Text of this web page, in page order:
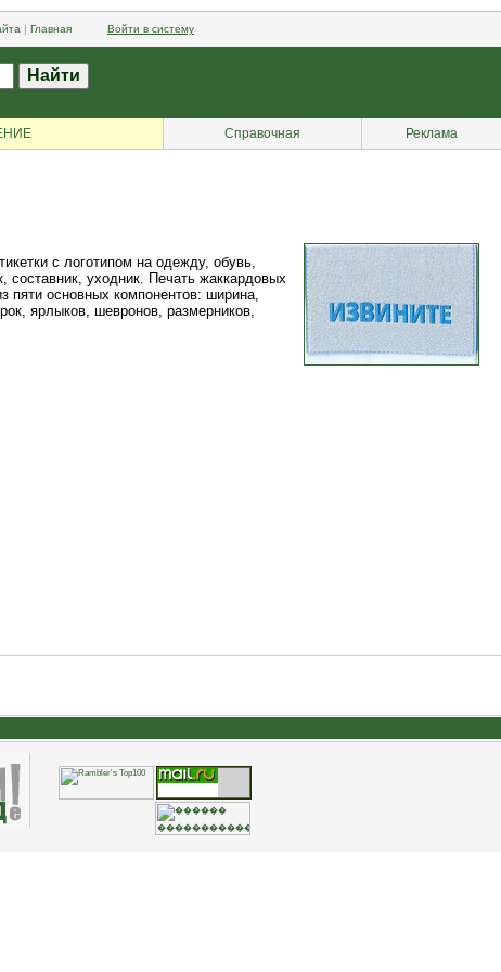
| Главная Войти в систему
Справочная Реклама
с логотипом на одежду, обувь,
составник, уходник. Печать жаккардовых
пяти основных компонентов: ширина,
ярлыков, шевронов, размерников,